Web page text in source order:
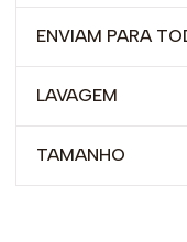
ENVIAM PARA
LAVAGEM
TAMANHO